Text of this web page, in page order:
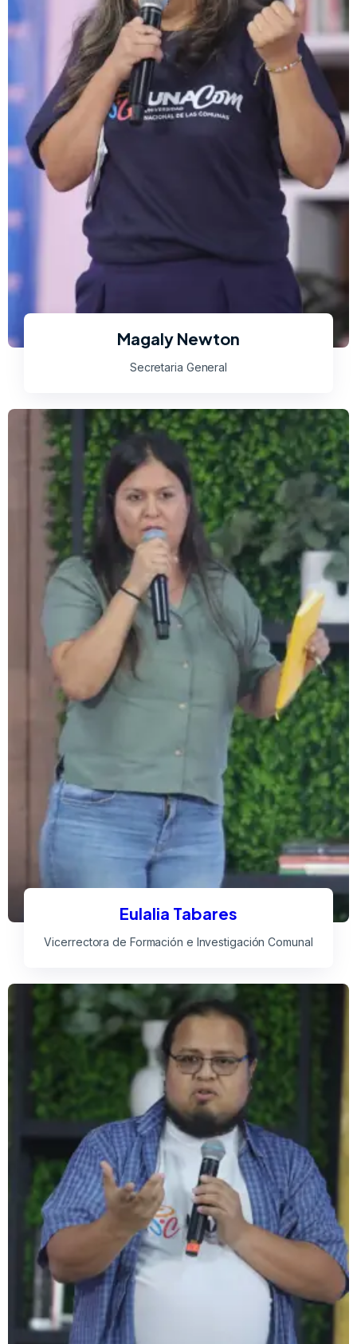
Magaly Newton
Secretaria General
Eulalia Tabares
Vicerrectora de Formación e Investigación Comunal